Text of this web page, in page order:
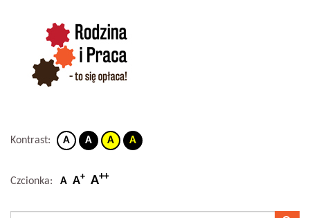
Kontrast: A A A A
Czcionka: A A+ A++